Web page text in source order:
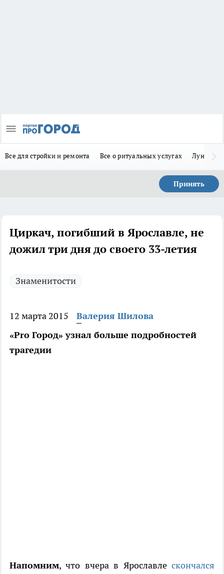
Все для стройки и ремонта Все о ритуальных услугах Лунно-
Принять
Циркач, погибший в Ярославле, не
дожил три дня до своего 33-летия
Знаменитости
12 марта 2015
Валерия Шилова
«Pro Город» узнал больше подробностей
трагедии
Напомним, что вчера в Ярославле скончался